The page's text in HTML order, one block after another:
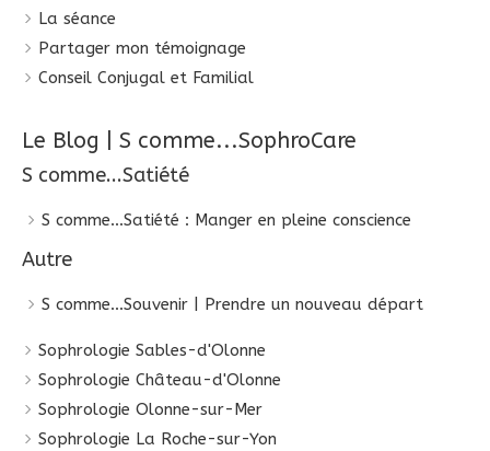
La séance
Partager mon témoignage
Conseil Conjugal et Familial
Le Blog | S comme...SophroCare
S comme...Satiété
S comme...Satiété : Manger en pleine conscience
Autre
S comme...Souvenir | Prendre un nouveau départ
Sophrologie Sables-d'Olonne
Sophrologie Château-d'Olonne
Sophrologie Olonne-sur-Mer
Sophrologie La Roche-sur-Yon